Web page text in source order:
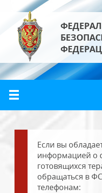
Если вы
информацией о
готовящихся
обращаться в
телефонам: